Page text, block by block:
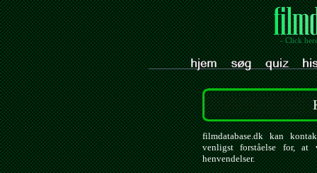
- Click
filmdatabase.dk kan
venligst forståelse for,
henvendelser.